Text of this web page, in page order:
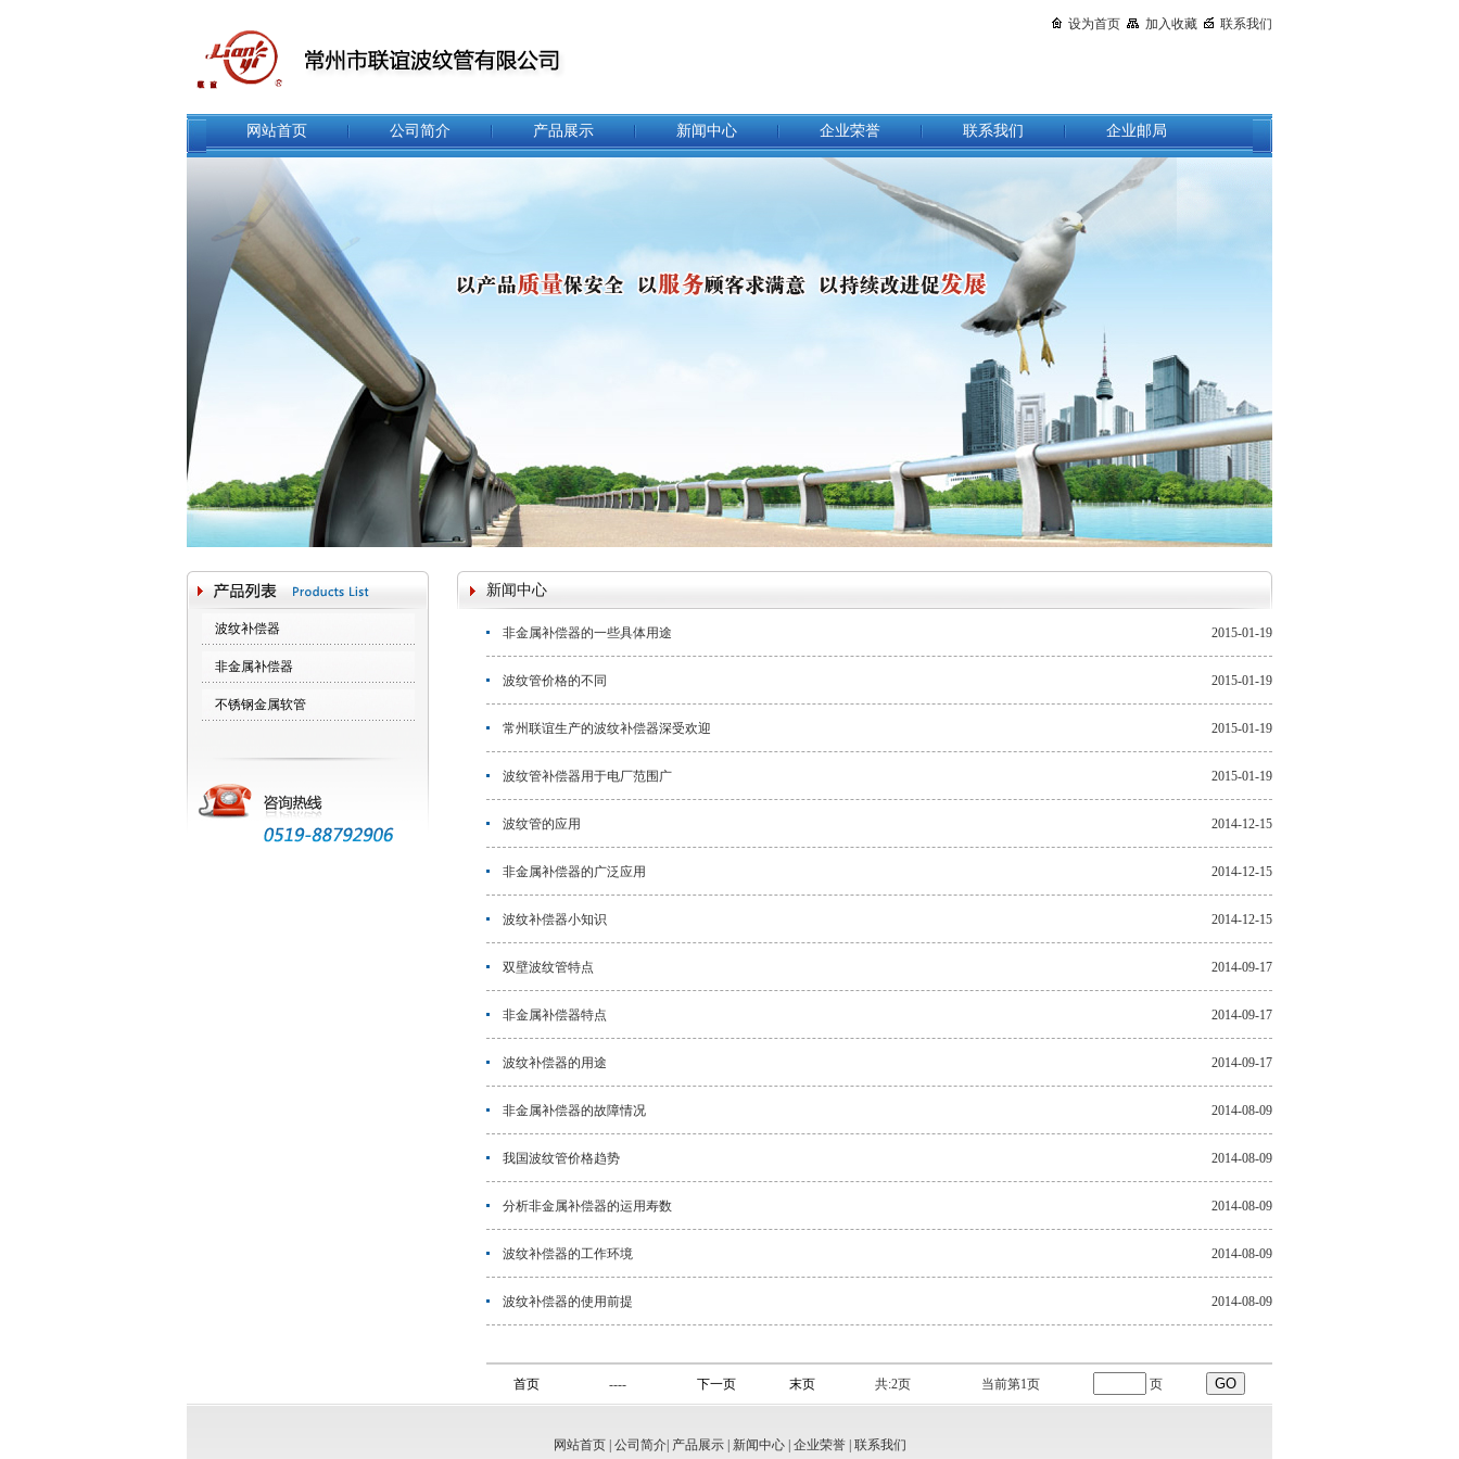
设为首页 加入收藏 联系我们
网站首页 公司简介 产品展示 新闻中心 企业荣誉 联系我们 企业邮局
波纹补偿器
非金属补偿器
不锈钢金属软管
新闻中心
非金属补偿器的一些具体用途 2015-01-19
波纹管价格的不同 2015-01-19
常州联谊生产的波纹补偿器深受欢迎 2015-01-19
波纹管补偿器用于电厂范围广 2015-01-19
波纹管的应用 2014-12-15
非金属补偿器的广泛应用 2014-12-15
波纹补偿器小知识 2014-12-15
双壁波纹管特点 2014-09-17
非金属补偿器特点 2014-09-17
波纹补偿器的用途 2014-09-17
非金属补偿器的故障情况 2014-08-09
我国波纹管价格趋势 2014-08-09
分析非金属补偿器的运用寿数 2014-08-09
波纹补偿器的工作环境 2014-08-09
波纹补偿器的使用前提 2014-08-09
首页 ---- 下一页 末页 共:2页 当前第1页 页
网站首页| 公司简介| 产品展示| 新闻中心| 企业荣誉| 联系我们